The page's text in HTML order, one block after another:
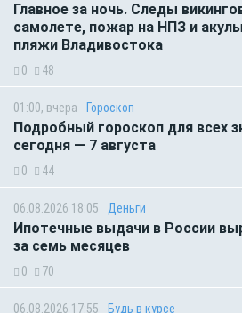
Главное за ночь. Следы
самолете, пожар на НПЗ и
пляжи Владивостока
0 48
01:00, вчера Гороскоп
Подробный гороскоп для всех
сегодня — 7 августа
0 44
06.08.2026 18:05 Деньги
Ипотечные выдачи в России
за семь месяцев
0 70
06.08.2026 17:55 Будь в курсе